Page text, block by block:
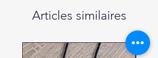
Articles similaires